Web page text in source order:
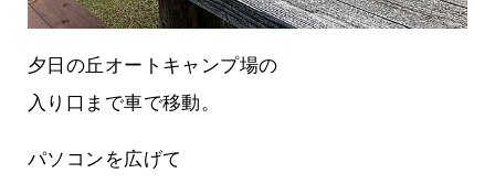
夕日の丘オートキャンプ場の
入り口まで車で移動。
パソコンを広げて